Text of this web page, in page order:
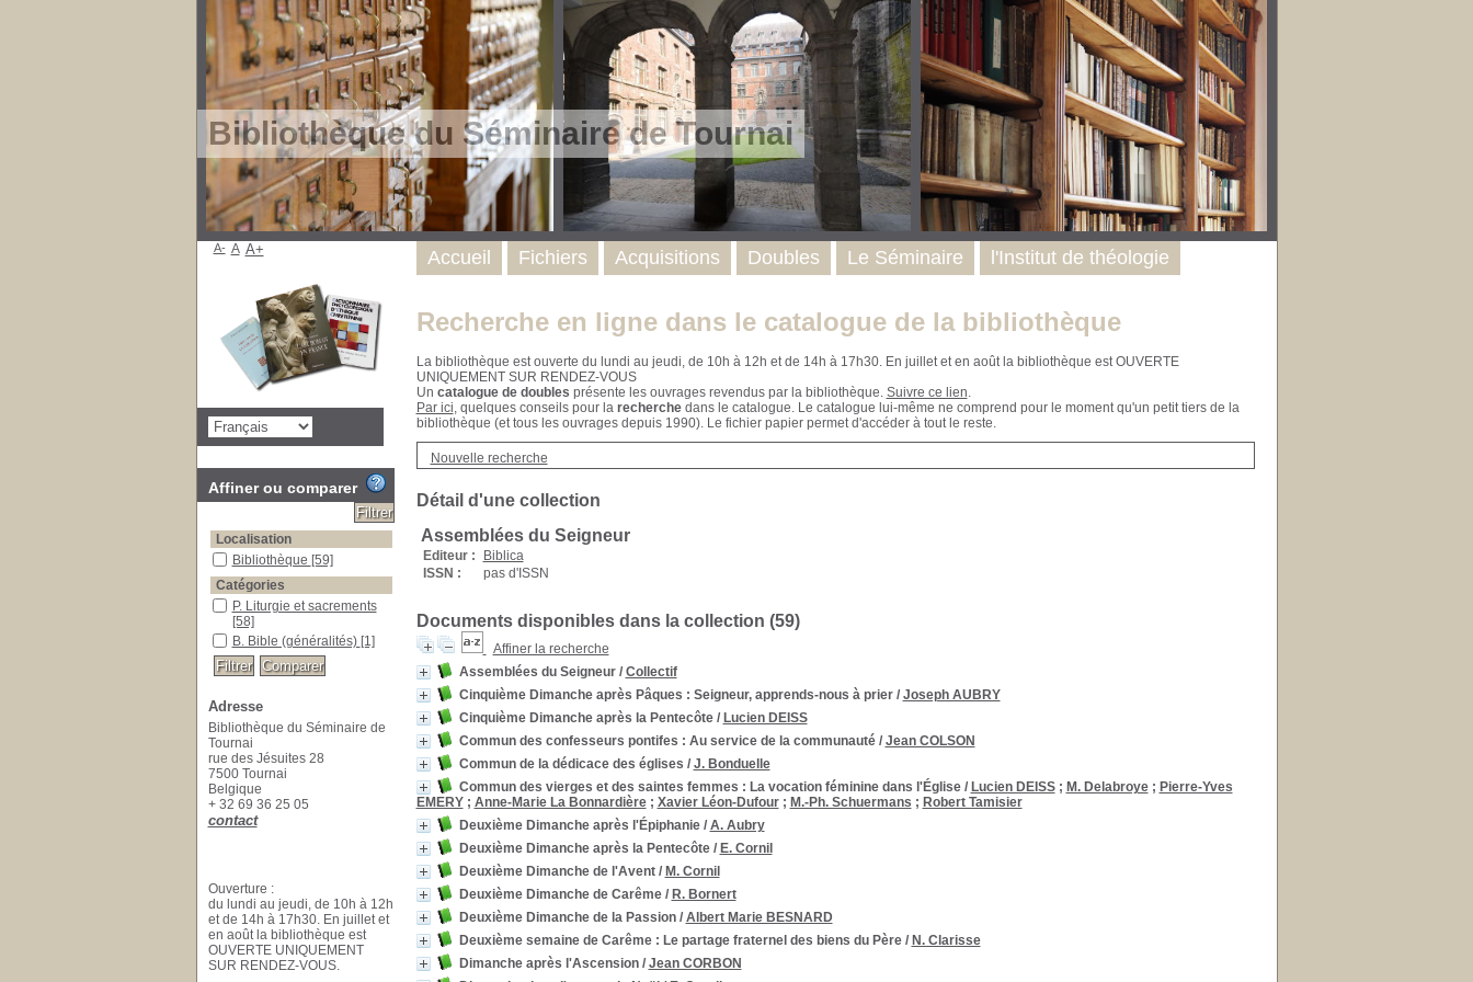
Bibliothèque du Séminaire de Tournai
Recherche en ligne dans le catalogue de la bibliothèque
La bibliothèque est ouverte du lundi au jeudi, de 10h à 12h et de 14h à 17h30. En juillet et en août la bibliothèque est OUVERTE
UNIQUEMENT SUR RENDEZ-VOUS
Un catalogue de doubles présente les ouvrages revendus par la bibliothèque. Suivre ce lien.
Par ici, quelques conseils pour la recherchedans le catalogue. Le catalogue lui-même ne comprend pour le moment qu'un petit tiers de la
bibliothèque (et tous les ouvrages depuis 1990). Le fichier papier permet d'accéder à tout le reste.
Nouvelle recherche
Détail d'une collection
Assemblées du Seigneur
Editeur :
Biblica
ISSN :
pas d'ISSN
Documents disponibles dans la collection (59)
Affiner la recherche
Assemblées du Seigneur/ Collectif
Cinquième Dimanche après Pâques : Seigneur, apprends-nous à prier/ Joseph AUBRY
Cinquième Dimanche après la Pentecôte/ Lucien DEISS
Commun des confesseurs pontifes : Au service de la communauté/ Jean COLSON
Commun de la dédicace des églises / J. Bonduelle
Commun des vierges et des saintes femmes : La vocation féminine dans l'Église/ Lucien DEISS; M. Delabroye; Pierre-Yves
EMERY; Anne-Marie La Bonnardière; Xavier Léon-Dufour; M.-Ph. Schuermans ; Robert Tamisier
Deuxième Dimanche après l'Épiphanie/ A. Aubry
Deuxième Dimanche après la Pentecôte/ E. Cornil
Deuxième Dimanche de l'Avent/ M. Cornil
Deuxième Dimanche de Carême/ R. Bornert
Deuxième Dimanche de la Passion/ Albert Marie BESNARD
Deuxième semaine de Carême: Le partage fraternel des biens du Père/ N. Clarisse
Dimanche après l'Ascension/ Jean CORBON
Accueil Fichiers Acquisitions Doubles Le Séminaire l'Institut de théologie
A- A A+
Affiner ou comparer
Localisation
Bibliothèque [59]
Catégories
P. Liturgie et sacrements
[58]
B. Bible (généralités) [1]
Adresse
Bibliothèque du Séminaire de
Tournai
rue des Jésuites 28
7500 Tournai
Belgique
+ 32 69 36 25 05
contact
Ouverture :
du lundi au jeudi, de 10h à 12h
et de 14h à 17h30. En juillet et
en août la bibliothèque est
OUVERTE UNIQUEMENT
SUR RENDEZ-VOUS.